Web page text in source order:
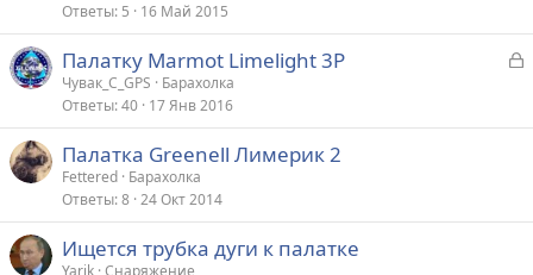
Ответы 5 16 Май 2015
З
р
Палатку Marmot Limelight 3P
Чувак_С_GPS
Барахолка
Ответы 40 17 Янв 2016
Палатка Greenell Лимерик 2
Fettered Барахолка
Ответы 8 24 Окт 2014
Ищется трубка дуги к палатке
Yarik Снаряжение